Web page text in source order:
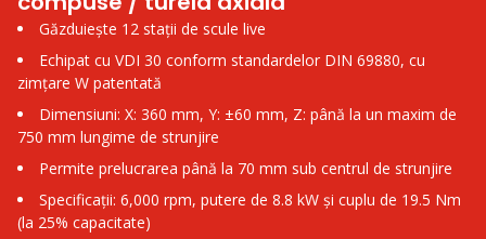
Găzduiește 12 stații de scule live
Echipat cu VDI 30 conform standardelor DIN 69880, cu
zimțare W patentată
Dimensiuni: X: 360 mm, Y: ±60 mm, Z: până la un maxim de
750 mm lungime de strunjire
Permite prelucrarea până la 70 mm sub centrul de strunjire
Specificații: 6,000 rpm, putere de 8.8 kW și cuplu de 19.5 Nm
(la 25% capacitate)